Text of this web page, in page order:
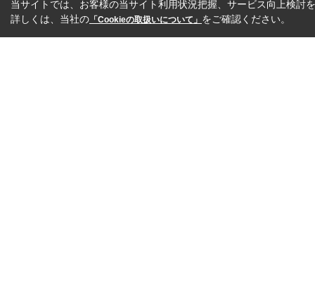
当サイトでは、お客様の当サイト利用状況把握、サービス向上検討
詳しくは、当社の 「Cookieの取扱いについて」 をご確認ください。